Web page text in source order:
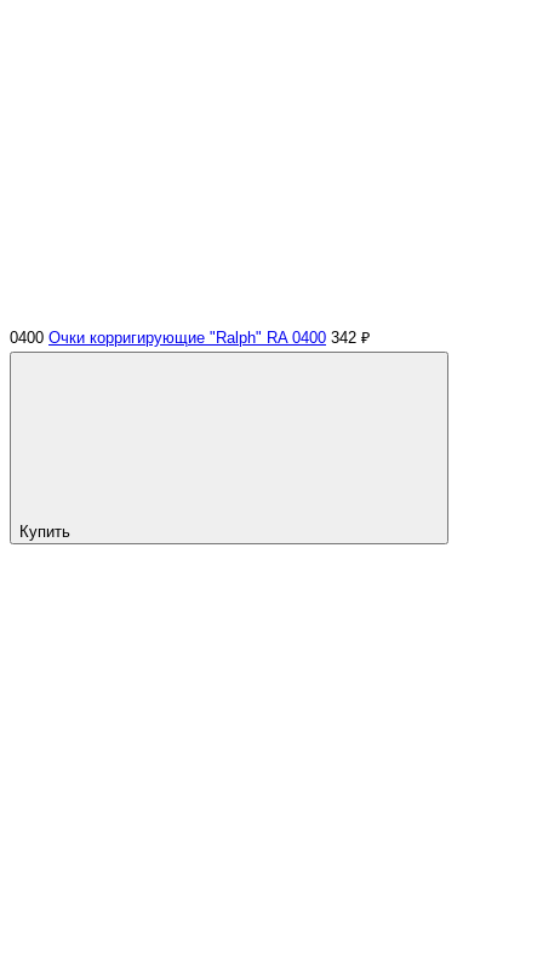
0400 Очки корригирующие "Ralph" RA 0400 342 ₽
Купить